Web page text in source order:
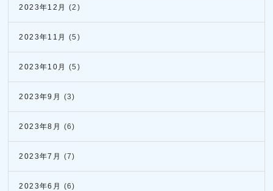
2023年12月 (2)
2023年11月 (5)
2023年10月 (5)
2023年9月 (3)
2023年8月 (6)
2023年7月 (7)
2023年6月 (6)